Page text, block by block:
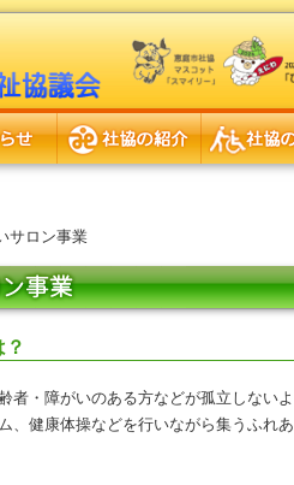
サロン事業
者・障がいのある方などが孤立しない
、健康体操などを行いながら集うふれ